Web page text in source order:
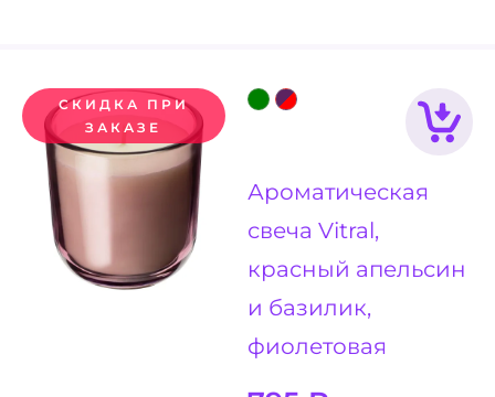
СКИДКА ПРИ
ЗАКАЗЕ
Ароматическая
свеча Vitral,
красный апельсин
и базилик,
фиолетовая